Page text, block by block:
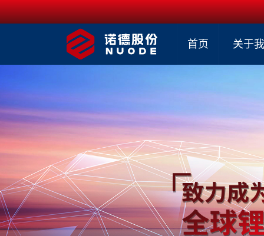
首页 关于